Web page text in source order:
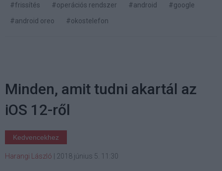
#frissítés
#operációs rendszer #android
#google
#android oreo
#okostelefon
Minden, amit tudni akartál az
iOS 12-ről
Kedvencekhez
Harangi László 2018 június 5. 11:30